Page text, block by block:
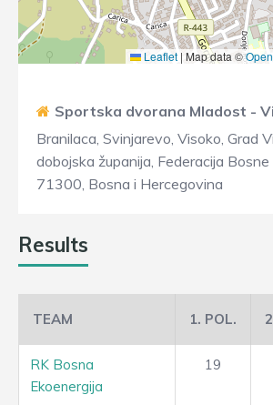
Leaflet | Map data ©
Sportska dvorana Mladost -
Branilaca, Svinjarevo, Visoko, Grad
dobojska županija, Federacija
71300, Bosna i Hercegovina
Results
TEAM 1. POL.
RK Bosna
Ekoenergija
19